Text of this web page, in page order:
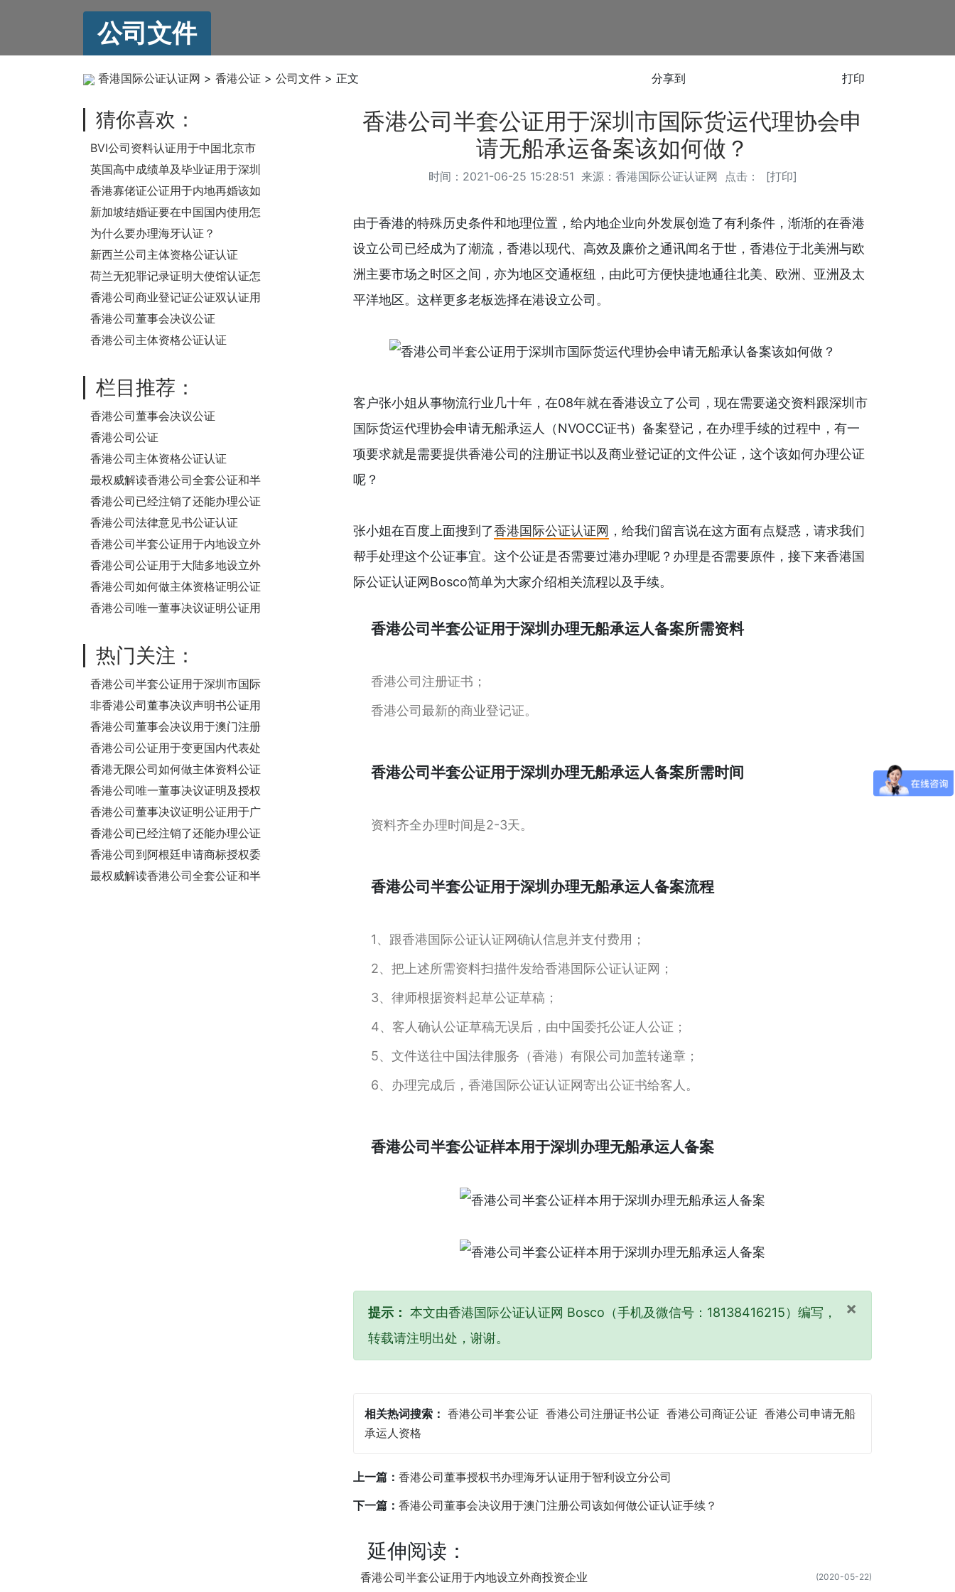
公司文件
香港国际公证认证网 > 香港公证 > 公司文件 > 正文 分享到 打印
猜你喜欢：
BVI公司资料认证用于中国北京市
市场监督管理局办理股权质押登记
英国高中成绩单及毕业证用于深圳
上学怎么办理公证认证？
香港寡佬证公证用于内地再婚该如
何处理？
新加坡结婚证要在中国国内使用怎
么办理公证认证？
为什么要办理海牙认证？
新西兰公司主体资格公证认证
荷兰无犯罪记录证明大使馆认证怎
么办理
香港公司商业登记证公证双认证用
于迪拜公司年检之用
香港公司董事会决议公证
香港公司主体资格公证认证
栏目推荐：
香港公司董事会决议公证
香港公司公证
香港公司主体资格公证认证
最权威解读香港公司全套公证和半
套公证的区别与认证流程
香港公司已经注销了还能办理公证
吗？我要在大陆法院起诉他
香港公司法律意见书公证认证
香港公司半套公证用于内地设立外
商投资企业
香港公司公证用于大陆多地设立外
商投资企业要怎么办理呢？
香港公司如何做主体资格证明公证
认证用于越南设立公司？
香港公司唯一董事决议证明公证用
热门关注：
香港公司半套公证用于深圳市国际
货运代理协会申请无船承运备案该
如何做？
非香港公司董事决议声明书公证用
于在内地法院诉讼之用
香港公司董事会决议用于澳门注册
公司该如何做公证认证手续？
香港公司公证用于变更国内代表处
公司信息是不是要做董事决议公证
呢？
香港无限公司如何做主体资料公证
用于在海南省开银行账户呢？
香港公司唯一董事决议证明及授权
委托书公证用于辽宁省沈阳市法院
诉讼
香港公司董事决议证明公证用于广
东省高级人民法院办理诉讼使用
香港公司已经注销了还能办理公证
吗？我要在大陆法院起诉他
香港公司到阿根廷申请商标授权委
托书办理阿根廷驻港领馆认证
最权威解读香港公司全套公证和半
香港公司半套公证用于深圳市国际货运代理协会申
请无船承运备案该如何做？
时间：2021-06-25 15:28:51 来源： 香港国际公证认证网 点击： [打印]
由于香港的特殊历史条件和地理位置，给内地企业向外发展创造了有利条件，渐渐的在香港
设立公司已经成为了潮流，香港以现代、高效及廉价之通讯闻名于世，香港位于北美洲与欧
洲主要市场之时区之间，亦为地区交通枢纽，由此可方便快捷地通往北美、欧洲、亚洲及太
平洋地区。这样更多老板选择在港设立公司。
客户张小姐从事物流行业几十年，在08年就在香港设立了公司，现在需要递交资料跟深圳市
国际货运代理协会申请无船承运人（NVOCC证书）备案登记，在办理手续的过程中，有一
项要求就是需要提供香港公司的注册证书以及商业登记证的文件公证，这个该如何办理公证
呢？
张小姐在百度上面搜到了香港国际公证认证网 ，给我们留言说在这方面有点疑惑，请求我们
帮手处理这个公证事宜。这个公证是否需要过港办理呢？办理是否需要原件，接下来香港国
际公证认证网Bosco简单为大家介绍相关流程以及手续。
香港公司半套公证用于深圳办理无船承运人备案所需资料
香港公司注册证书；
香港公司最新的商业登记证。
香港公司半套公证用于深圳办理无船承运人备案所需时间
资料齐全办理时间是2-3天。
香港公司半套公证用于深圳办理无船承运人备案流程
1、跟香港国际公证认证网确认信息并支付费用；
2、把上述所需资料扫描件发给香港国际公证认证网；
3、律师根据资料起草公证草稿；
4、客人确认公证草稿无误后，由中国委托公证人公证；
5、文件送往中国法律服务（香港）有限公司加盖转递章；
6、办理完成后，香港国际公证认证网寄出公证书给客人。
香港公司半套公证样本用于深圳办理无船承运人备案
×
提示： 本文由香港国际公证认证网 Bosco（手机及微信号：18138416215）编写，
转载请注明出处，谢谢。
相关热词搜索： 香港公司半套公证 香港公司注册证书公证 香港公司商证公证 香港公司申请无船
承运人资格
上一篇： 香港公司董事授权书办理海牙认证用于智利设立分公司
下一篇： 香港公司董事会决议用于澳门注册公司该如何做公证认证手续？
延伸阅读：
(2020-05-22)
香港公司半套公证用于内地设立外商投资企业